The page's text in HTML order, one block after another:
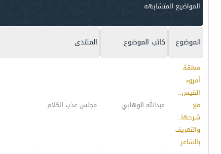
المواضيع المتشابهه
الموضوع كاتب الموضوع المنتدى
معلقة
أمروء
القيس..
مع
شرحها..
والتعريف
بالشاعر
عبدالله الوهابي مجلس عذب الكلام